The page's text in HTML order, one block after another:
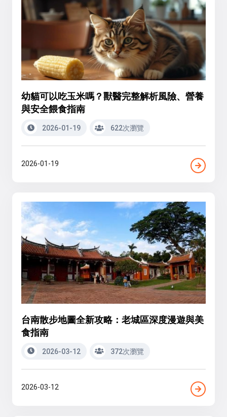
幼貓可以吃玉米嗎？獸醫完整解析風險、營養
與安全餵食指南
2026-01-19 622次瀏覽
2026-01-19
台南散步地圖全新攻略：老城區深度漫遊與美
食指南
2026-03-12 372次瀏覽
2026-03-12